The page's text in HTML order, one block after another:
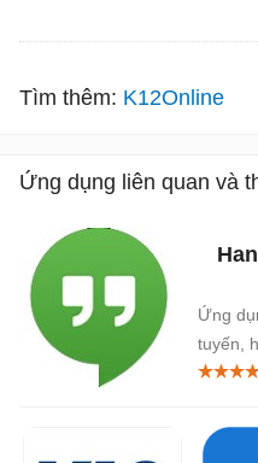
Tìm thêm: K12Online
Ứng dụng liên quan và
Ứng
tuyến,